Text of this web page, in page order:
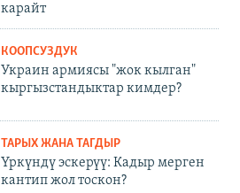
карайт
КООПСУЗДУК
Украин армиясы "жок кылган"
кыргызстандыктар кимдер?
ТАРЫХ ЖАНА ТАГДЫР
Үркүндү эскерүү: Кадыр мерген
кантип жол тоскон?